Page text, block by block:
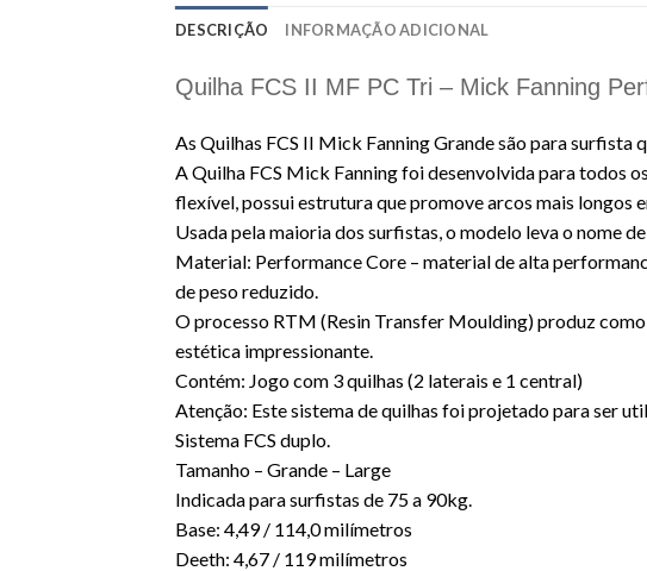
DESCRIÇÃO INFORMAÇÃO ADICIONAL
Quilha FCS II MF PC Tri – Mick Fanning
As Quilhas FCS II Mick Fanning Grande são para surfista
A Quilha FCS Mick Fanning foi desenvolvida para todos
flexível, possui estrutura que promove arcos mais longos
Usada pela maioria dos surfistas, o modelo leva o nome
Material: Performance Core – material de alta
de peso reduzido.
O processo RTM (Resin Transfer Moulding) produz
estética impressionante.
Contém: Jogo com 3 quilhas (2 laterais e 1 central)
Atenção: Este sistema de quilhas foi projetado para ser
Sistema FCS duplo.
Tamanho – Grande – Large
Indicada para surfistas de 75 a 90kg.
Base: 4,49 / 114,0 milímetros
Deeth: 4,67 / 119 milímetros